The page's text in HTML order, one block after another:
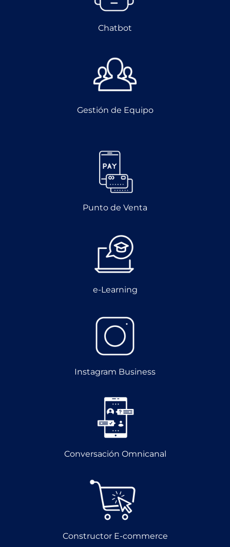
Chatbot
Gestión de Equipo
Punto de Venta
e-Learning
Instagram Business
Conversación Omnicanal
Constructor E-commerce